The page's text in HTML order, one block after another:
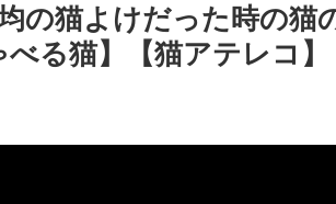
の猫よけだった時の
べる猫】【猫アテレコ】